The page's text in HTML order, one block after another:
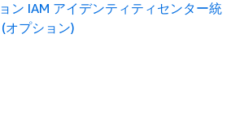
ン IAM アイデンティティセンター統
オプション)